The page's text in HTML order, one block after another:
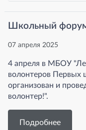
Школьный
07 апреля 2025
4 апреля в МБОУ
волонтеров Первых
организован и
волонтер!".
Подробнее